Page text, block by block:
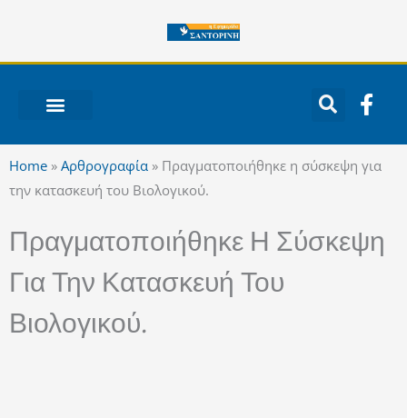
περιεχόμενο
F
a
e
b
k
Home » Αρθρογραφία » Πραγματοποιήθηκε η σύσκεψη για
την κατασκευή του Βιολογικού.
Πραγματοποιήθηκε Η Σύσκεψη
Για Την Κατασκευή Του
Βιολογικού.